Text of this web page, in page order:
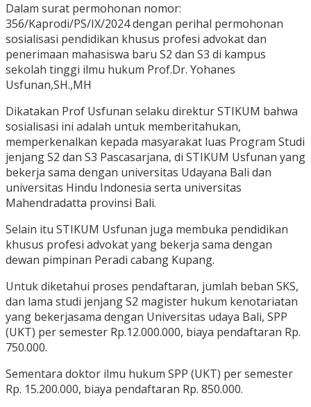
Dalam surat permohonan nomor:
356/Kaprodi/PS/IX/2024 dengan perihal permohonan
sosialisasi pendidikan khusus profesi advokat dan
penerimaan mahasiswa baru S2 dan S3 di kampus
sekolah tinggi ilmu hukum Prof.Dr. Yohanes
Usfunan,SH.,MH
Dikatakan Prof Usfunan selaku direktur STIKUM bahwa
sosialisasi ini adalah untuk memberitahukan,
memperkenalkan kepada masyarakat luas Program Studi
jenjang S2 dan S3 Pascasarjana, di STIKUM Usfunan yang
bekerja sama dengan universitas Udayana Bali dan
universitas Hindu Indonesia serta universitas
Mahendradatta provinsi Bali.
Selain itu STIKUM Usfunan juga membuka pendidikan
khusus profesi advokat yang bekerja sama dengan
dewan pimpinan Peradi cabang Kupang.
Untuk diketahui proses pendaftaran, jumlah beban SKS,
dan lama studi jenjang S2 magister hukum kenotariatan
yang bekerjasama dengan Universitas udaya Bali, SPP
(UKT) per semester Rp.12.000.000, biaya pendaftaran Rp.
750.000.
Sementara doktor ilmu hukum SPP (UKT) per semester
Rp. 15.200.000, biaya pendaftaran Rp. 850.000.